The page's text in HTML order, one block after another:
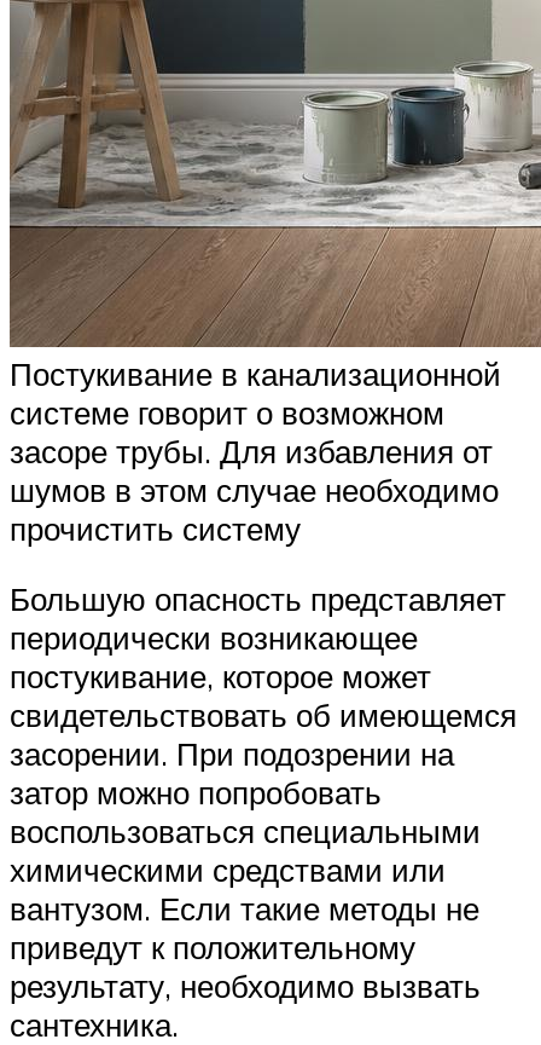
Постукивание в канализационной
системе говорит о возможном
засоре трубы. Для избавления от
шумов в этом случае необходимо
прочистить систему
Большую опасность представляет
периодически возникающее
постукивание, которое может
свидетельствовать об имеющемся
засорении. При подозрении на
затор можно попробовать
воспользоваться специальными
химическими средствами или
вантузом. Если такие методы не
приведут к положительному
результату, необходимо вызвать
сантехника.